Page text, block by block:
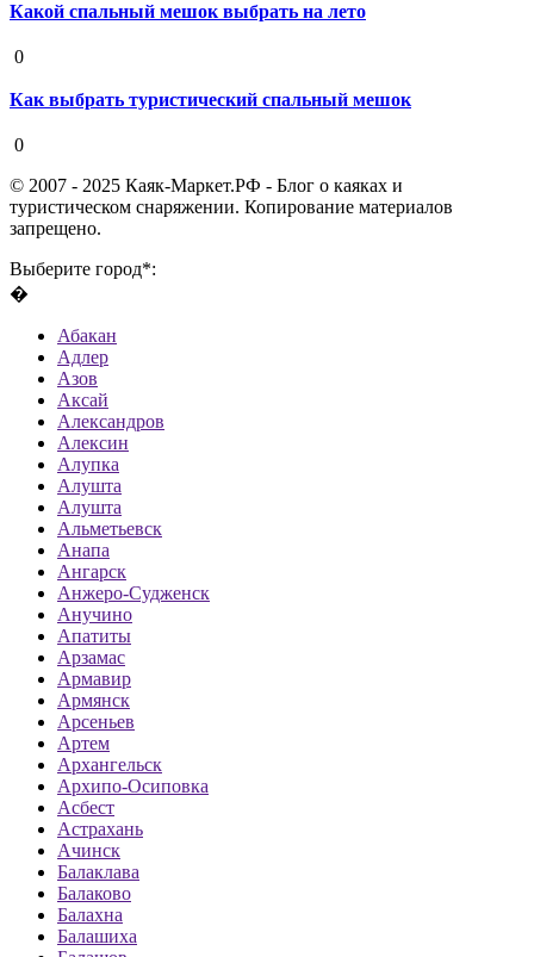
Какой спальный мешок выбрать на лето
0
Как выбрать туристический спальный мешок
0
© 2007 - 2025 Каяк-Маркет.РФ - Блог о каяках и
туристическом снаряжении. Копирование материалов
запрещено.
Выберите город*:
�
Абакан
Адлер
Азов
Аксай
Александров
Алексин
Алупка
Алушта
Алушта
Альметьевск
Анапа
Ангарск
Анжеро-Судженск
Анучино
Апатиты
Арзамас
Армавир
Армянск
Арсеньев
Артем
Архангельск
Архипо-Осиповка
Асбест
Астрахань
Ачинск
Балаклава
Балаково
Балахна
Балашиха